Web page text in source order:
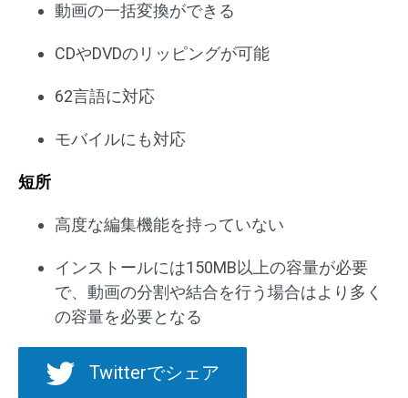
動画の一括変換ができる
CDやDVDのリッピングが可能
62言語に対応
モバイルにも対応
短所
高度な編集機能を持っていない
インストールには150MB以上の容量が必要
で、動画の分割や結合を行う場合はより多く
の容量を必要となる
Twitterでシェア